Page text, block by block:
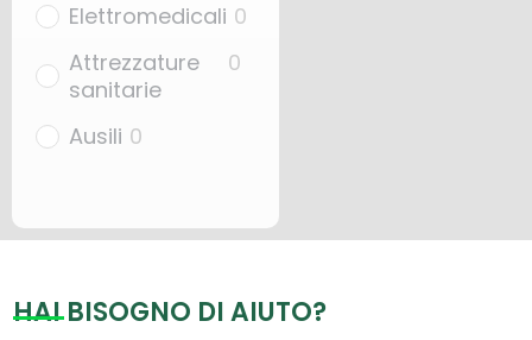
Elettromedicali 0
Attrezzature
sanitarie
0
Ausili 0
HAI BISOGNO DI AIUTO?